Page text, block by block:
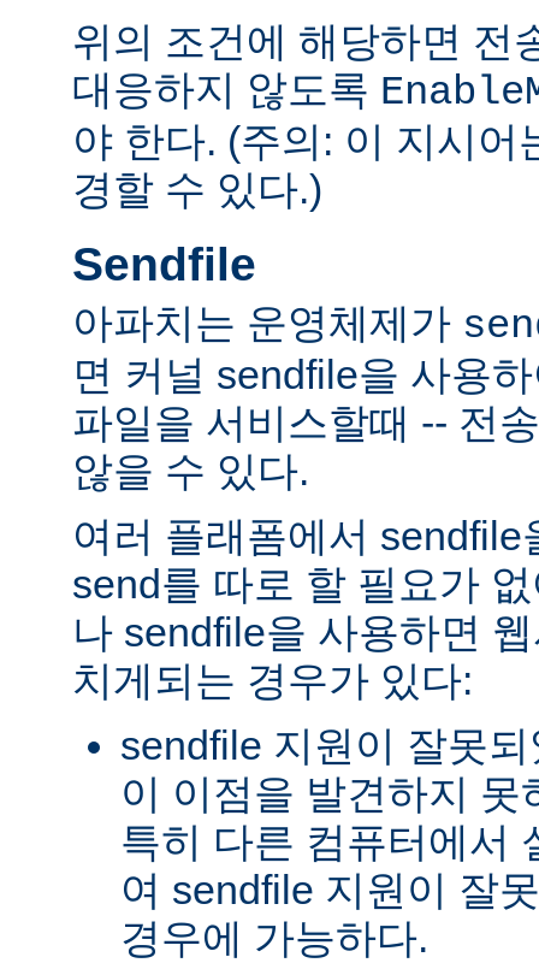
위의 조건에 해당하면 전
대응하지 않도록
야 한다. (주의: 이 지시어
경할 수 있다.)
Sendfile
아파치는 운영체제가
면 커널 sendfile을 사용
파일을 서비스할때 -- 전
않을 수 있다.
여러 플래폼에서
send를 따로 할 필요가
나 sendfile을 사용하면
치게되는 경우가 있다:
sendfile 지원이 잘못
이 이점을 발견하지
특히 다른 컴퓨터에서
여 sendfile 지원이 잘
경우에 가능하다.